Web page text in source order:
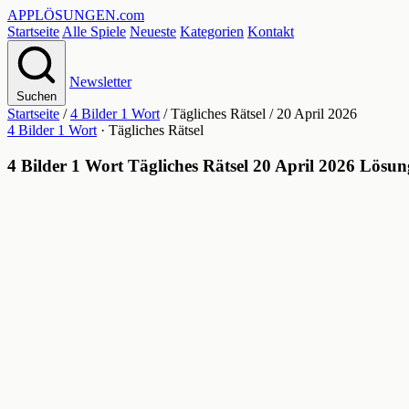
APPLÖSUNGEN.com
Startseite Alle Spiele Neueste Kategorien Kontakt
Suchen
Newsletter
Startseite / 4 Bilder 1 Wort / Tägliches Rätsel / 20 April 2026
4 Bilder 1 Wort · Tägliches Rätsel
4 Bilder 1 Wort Tägliches Rätsel 20 April 2026